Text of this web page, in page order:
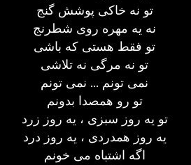
تو نه خاکی پوشش گنج
نه یه مهره روی شطرنج
تو فقط هستی که باشی
تو نه مرگی نه تلاشی
نمی تونم ... نمی تونم
تو رو همصدا بدونم
تو یه روز سبزی ، یه روز زرد
یه روز همدردی ، یه روز درد
اگه اشتباه می خونم